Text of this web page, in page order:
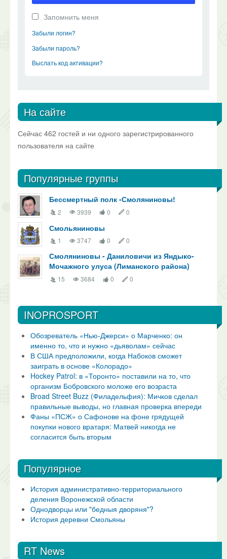
Запомнить меня
Забыли логин?
Забыли пароль?
Выслать код активации?
На сайте
Сейчас 462 гостей и ни одного зарегистрированного
пользователя на сайте
Популярные группы
Бессмертный полк -Смоляниновы!
2 3939 0 0
Смольяниновы
1 3747 0 0
Смоляниновы - Даниловичи из Яндыко-
Мочажного улуса (Лиманского района)
15 3684 0 0
INOPROSPORT
Обозреватель «Нью-Джерси» о Марченко: он
именно то, что и нужно «дьяволам» сейчас
В США предположили, когда Набоков сможет
заиграть в основе «Колорадо»
Hockey Patrol: в «Торонто» поставили на то, что
организм Бобровского моложе его возраста
Broad Street Buzz (Филадельфия): Мичков сделал
правильные выводы, но главная проверка впереди
Фаны «ПСЖ» о Сафонове на фоне грядущей
покупки нового вратаря: Матвей никогда не
согласится быть вторым
Популярное
История административно-территориального
деления Воронежской области
Однодворцы или "бедныя дворяня"?
История деревни Смольяны
RT News